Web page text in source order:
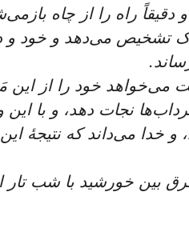
راه را از چاه
تشخیص می‌دهد و خود و
خود را از این
نجات دهد، و با
خدا می‌داند که نتیجۀ این
بین خورشید با شب تار